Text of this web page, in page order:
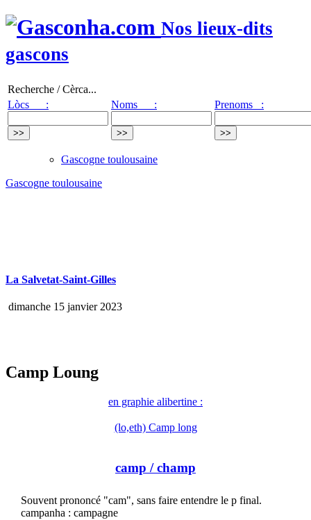
Nos lieux-dits
gascons
Recherche / Cèrca...
Lòcs :
Noms : Prenoms :
Gascogne toulousaine
Gascogne toulousaine
La Salvetat-Saint-Gilles
dimanche 15 janvier 2023
Camp Loung
en graphie alibertine :
(lo,eth) Camp long
camp / champ
Souvent prononcé "cam", sans faire entendre le p final.
campanha : campagne